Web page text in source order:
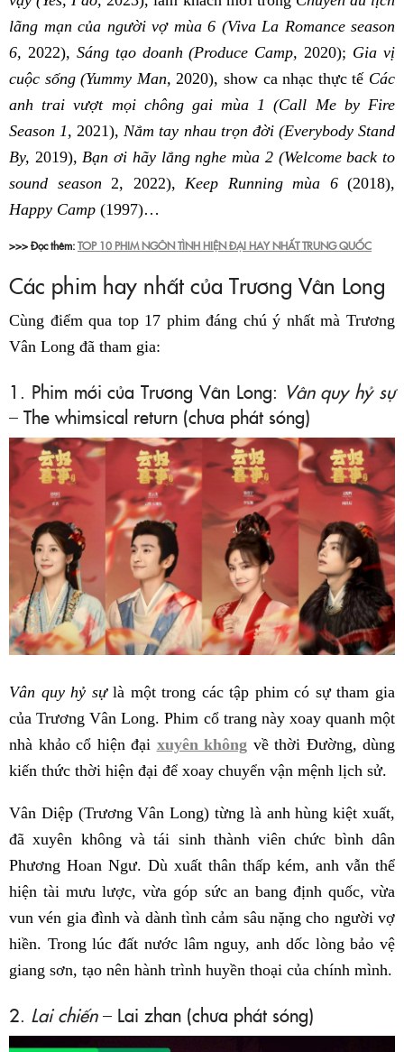
lãng mạn của người vợ mùa 6 (Viva La Romance season
6, 2022), Sáng tạo doanh (Produce Camp, 2020); Gia vị
cuộc sống (Yummy Man, 2020), show ca nhạc thực tế Các
anh trai vượt mọi chông gai mùa 1 (Call Me by Fire
Season 1, 2021),Nắm tay nhau trọn đời (Everybody Stand
By, 2019),Bạn ơi hãy lắng nghe mùa 2 (Welcome back to
sound season 2, 2022), Keep Running mùa 6(2018),
Happy Camp (1997)…
>>> Đọc thêm:TOP 10 PHIM NGÔN TÌNH HIỆN ĐẠI HAY NHẤT TRUNG QUỐC
Các phim hay nhất của Trương Vân Long
Cùng điểm qua top 17 phim đáng chú ý nhất mà Trương
Vân Long đã tham gia:
1. Phim mới của Trương Vân Long: Vân quy hỷ sự
– The whimsical return (chưa phát sóng)
Vân quy hỷ sựlà một trong các tập phim có sự tham gia
của Trương Vân Long. Phim cổ trang này xoay quanh một
nhà khảo cổ hiện đại xuyên không về thời Đường, dùng
kiến thức thời hiện đại để xoay chuyển vận mệnh lịch sử.
Vân Diệp (Trương Vân Long) từng là anh hùng kiệt xuất,
đã xuyên không và tái sinh thành viên chức bình dân
Phương Hoan Ngư. Dù xuất thân thấp kém, anh vẫn thể
hiện tài mưu lược, vừa góp sức an bang định quốc, vừa
vun vén gia đình và dành tình cảm sâu nặng cho người vợ
hiền. Trong lúc đất nước lâm nguy, anh dốc lòng bảo vệ
giang sơn, tạo nên hành trình huyền thoại của chính mình.
2. Lai chiến– Lai zhan (chưa phát sóng)